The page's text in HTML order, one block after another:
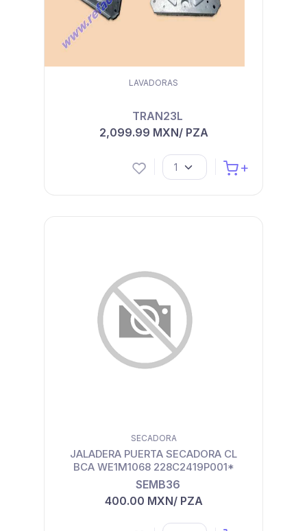
LAVADORAS
TRAN23L
2,099.99 MXN/ PZA
SECADORA
JALADERA PUERTA SECADORA CL
BCA WE1M1068 228C2419P001*
SEMB36
400.00 MXN/ PZA